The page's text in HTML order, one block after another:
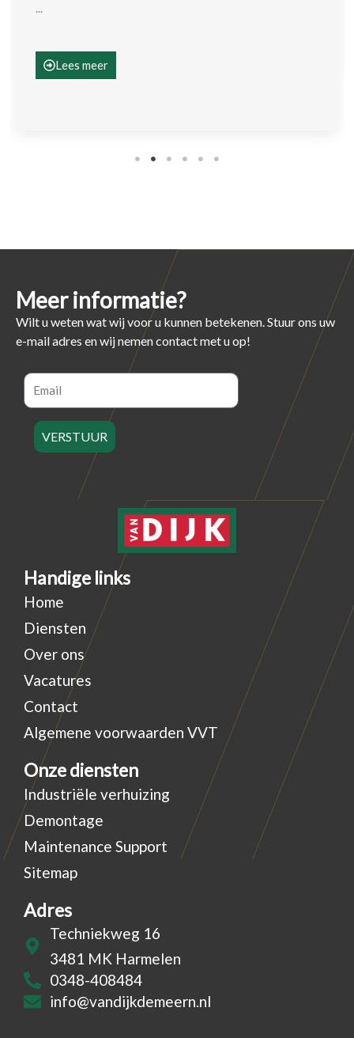
...
Lees meer
Meer informatie?
Wilt u weten wat wij voor u kunnen betekenen. Stuur ons uw
e-mail adres en wij nemen contact met u op!
Email
VERSTUUR
Handige links
Home
Diensten
Over ons
Vacatures
Contact
Algemene voorwaarden VVT
Onze diensten
Industriële verhuizing
Demontage
Maintenance Support
Sitemap
Adres
Techniekweg 16
3481 MK Harmelen
0348-408484
info@vandijkdemeern.nl